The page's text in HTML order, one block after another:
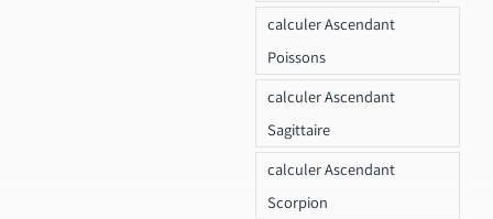
calculer Ascendant
Poissons
calculer Ascendant
Sagittaire
calculer Ascendant
Scorpion